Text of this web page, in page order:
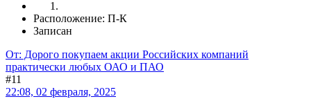
Расположение: П-К
Записан
От: Дорого покупаем акции Российских компаний
практически любых ОАО и ПАО
#11
22:08, 02 февраля, 2025